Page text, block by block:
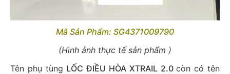
Mã Sản Phẩm: SG4371009790
(Hình ảnh thực tế sản phẩm )
Tên phụ tùng LỐC ĐIỀU HÒA XTRAIL 2.0còn có tên